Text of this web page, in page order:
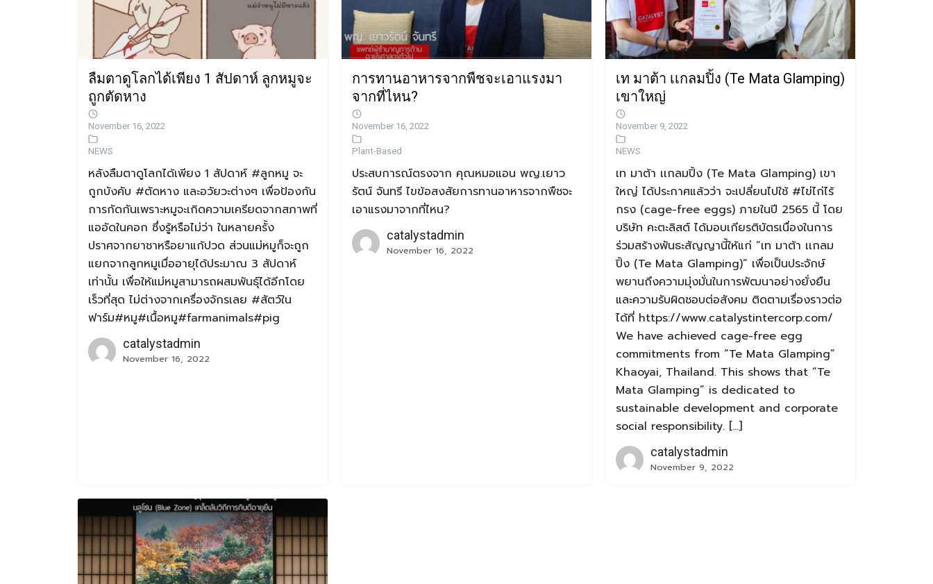
ลืมตาดูโลกได้เพียง 1 สัปดาห์ ลูกหมูจะ
ถูกตัดหาง
November 16, 2022
NEWS
หลังลืมตาดูโลกได้เพียง 1 สัปดาห์ #ลูกหมู จะ
ถูกบังคับ #ตัดหาง และอวัยวะต่างๆ เพื่อป้องกัน
การกัดกันเพราะหมูจะเกิดความเครียดจากสภาพที่
แออัดในคอก ซึ่งรู้หรือไม่ว่า ในหลายครั้ง
ปราศจากยาชาหรือยาแก้ปวด ส่วนแม่หมูก็จะถูก
แยกจากลูกหมูเมื่ออายุได้ประมาณ 3 สัปดาห์
เท่านั้น เพื่อให้แม่หมูสามารถผสมพันธ์ุได้อีกโดย
เร็วที่สุด ไม่ต่างจากเครื่องจักรเลย #สัตว์ใน
ฟาร์ม#หมู#เนื้อหมู#farmanimals#pig
catalystadmin
November 16, 2022
การทานอาหารจากพืชจะเอาแรงมา
จากที่ไหน?
November 16, 2022
Plant-Based
ประสบการณ์ตรงจาก คุณหมอแอน พญ.เยาว
รัตน์ จันทรี ไขข้อสงสัยการทานอาหารจากพืชจะ
เอาแรงมาจากที่ไหน?
catalystadmin
November 16, 2022
เท มาต้า เเกลมปิ้ง (Te Mata Glamping)
เขาใหญ่
November 9, 2022
NEWS
เท มาต้า เเกลมปิ้ง (Te Mata Glamping) เขา
ใหญ่ ได้ประกาศแล้วว่า จะเปลี่ยนไปใช้ #ไข่ไก่ไร้
กรง (cage-free eggs) ภายในปี 2565 นี้ โดย
บริษัท คะตะลิสต์ ได้มอบเกียรติบัตรเนื่องในการ
ร่วมสร้างพันธะสัญญานี้ให้แก่ “เท มาต้า เเกลม
ปิ้ง (Te Mata Glamping)” เพื่อเป็นประจักษ์
พยานถึงความมุ่งมั่นในการพัฒนาอย่างยั่งยืน
และความรับผิดชอบต่อสังคม ติดตามเรื่องราวต่อ
ได้ที่ https://www.catalystintercorp.com/
We have achieved cage-free egg
commitments from “Te Mata Glamping”
Khaoyai, Thailand. This shows that “Te
Mata Glamping” is dedicated to
sustainable development and corporate
social responsibility. […]
catalystadmin
November 9, 2022